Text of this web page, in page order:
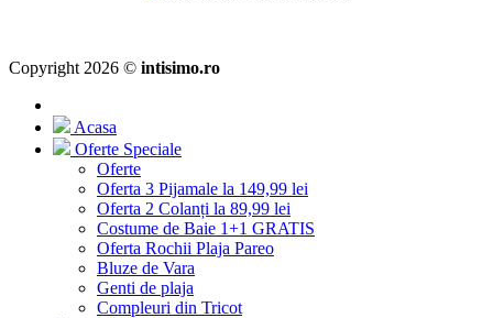
Copyright 2026 © intisimo.ro
Acasa
Oferte Speciale
Oferte
Oferta 3 Pijamale la 149,99 lei
Oferta 2 Colanți la 89,99 lei
Costume de Baie 1+1 GRATIS
Oferta Rochii Plaja Pareo
Bluze de Vara
Genti de plaja
Compleuri din Tricot